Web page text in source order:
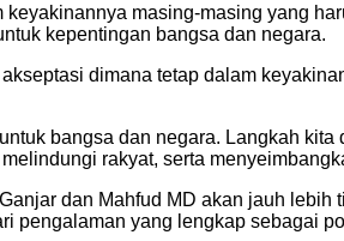
masing-masing yang
kepentingan bangsa dan negara.
dimana tetap dalam
bangsa dan negara. Langkah
rakyat, serta
dan Mahfud MD akan jauh
pengalaman yang lengkap sebagai